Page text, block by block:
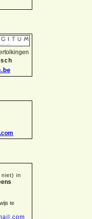
niet) in
te